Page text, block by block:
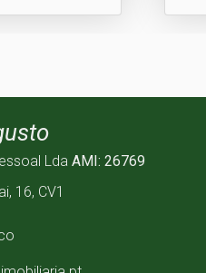
Lda AMI: 26769
16, CV1